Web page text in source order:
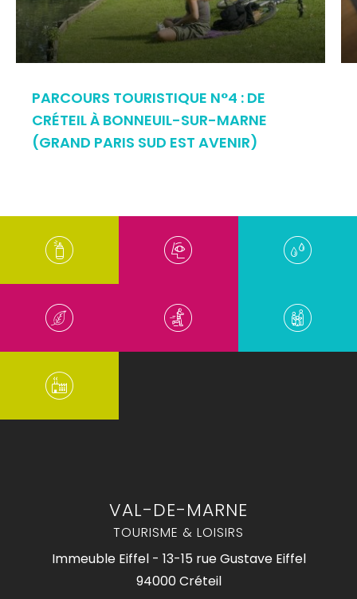
PARCOURS TOURISTIQUE N°4 : DE
CRÉTEIL À BONNEUIL-SUR-MARNE
(GRAND PARIS SUD EST AVENIR)
VAL-DE-MARNE
TOURISME & LOISIRS
Immeuble Eiffel - 13-15 rue Gustave Eiffel
94000 Créteil